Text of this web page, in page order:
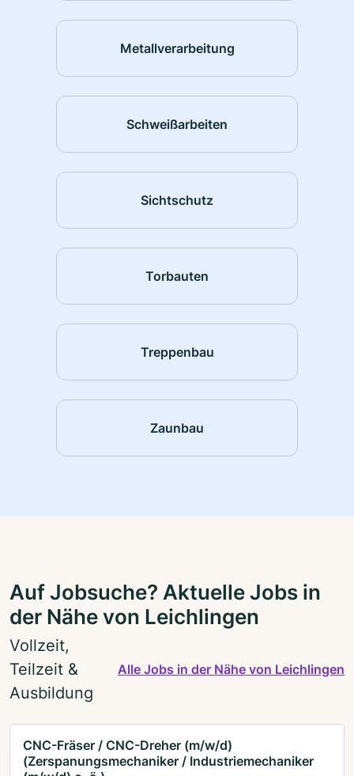
Metallverarbeitung
Schweißarbeiten
Sichtschutz
Torbauten
Treppenbau
Zaunbau
Auf Jobsuche? Aktuelle Jobs in
der Nähe von Leichlingen
Vollzeit,
Teilzeit &
Ausbildung
Alle Jobs in der Nähe von Leichlingen
CNC-Fräser / CNC-Dreher (m/w/d)
(Zerspanungsmechaniker / Industriemechaniker